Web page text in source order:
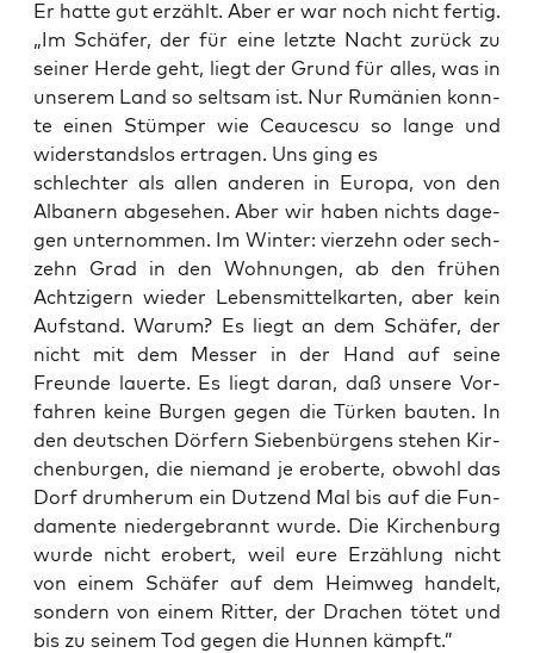
Er hat­te gut erzählt. Aber er war noch nicht fertig.
„Im Schä­fer, der für eine letz­te Nacht zurück zu
sei­ner Her­de geht, liegt der Grund für alles, was in
unse­rem Land so selt­sam ist. Nur Rumä­ni­en konn­
te einen Stüm­per wie Ceauces­cu so lan­ge und
wider­stands­los ertra­gen. Uns ging es
schlech­ter als allen ande­ren in Euro­pa, von den
Alba­nern abge­se­hen. Aber wir haben nichts dage­
gen unter­nom­men. Im Win­ter: vier­zehn oder sech­
zehn Grad in den Woh­nun­gen, ab den frü­hen
Acht­zi­gern wie­der Lebens­mit­tel­kar­ten, aber kein
Auf­stand. War­um? Es liegt an dem Schä­fer, der
nicht mit dem Mes­ser in der Hand auf sei­ne
Freun­de lau­er­te. Es liegt dar­an, daß unse­re Vor­
fah­ren kei­ne Bur­gen gegen die Tür­ken bau­ten. In
den deut­schen Dör­fern Sie­ben­bür­gens ste­hen Kir­
chen­bur­gen, die nie­mand je erober­te, obwohl das
Dorf drum­her­um ein Dut­zend Mal bis auf die Fun­
da­men­te nie­der­ge­brannt wur­de. Die Kir­chen­burg
wur­de nicht erobert, weil eure Erzäh­lung nicht
von einem Schä­fer auf dem Heim­weg han­delt,
son­dern von einem Rit­ter, der Dra­chen tötet und
bis zu sei­nem Tod gegen die Hun­nen kämpft.”